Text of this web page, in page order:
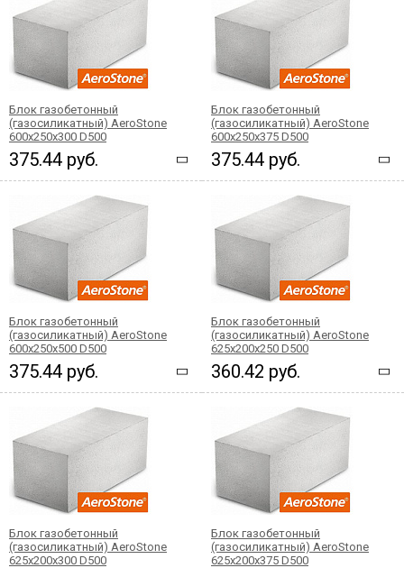
Блок газобетонный
(газосиликатный) AeroStone
600x250x300 D500
375.44 руб.
Блок газобетонный
(газосиликатный) AeroStone
600x250x375 D500
375.44 руб.
Блок газобетонный
(газосиликатный) AeroStone
600x250x500 D500
375.44 руб.
Блок газобетонный
(газосиликатный) AeroStone
625x200x250 D500
360.42 руб.
Блок газобетонный
(газосиликатный) AeroStone
625x200x300 D500
Блок газобетонный
(газосиликатный) AeroStone
625x200x375 D500